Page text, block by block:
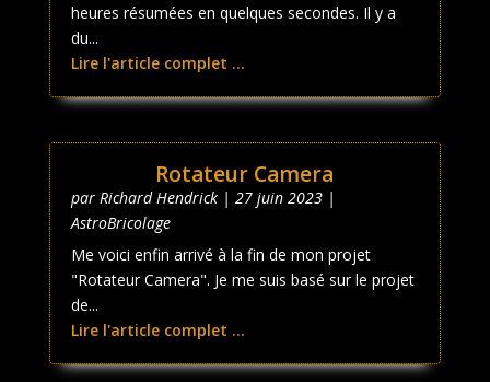
heures résumées en quelques secondes. Il y a
du...
Lire l'article complet ...
Rotateur Camera
par Richard Hendrick| 27 juin 2023|
AstroBricolage
Me voici enfin arrivé à la fin de mon projet
"Rotateur Camera". Je me suis basé sur le projet
de...
Lire l'article complet ...